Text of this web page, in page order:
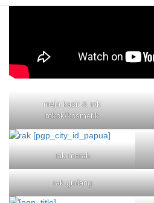
meja kasir & rak
rokok/kosmetik
rak merah
rak gudang